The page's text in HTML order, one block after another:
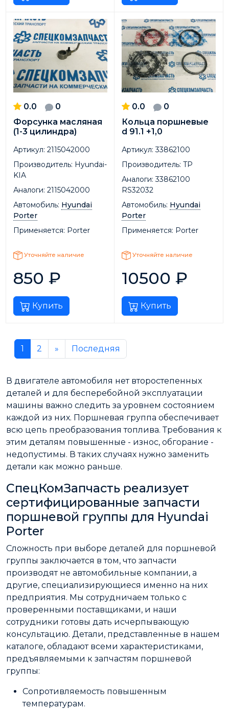
0.0
0
Форсунка масляная
(1-3 цилиндра)
Артикул: 2115042000
Производитель: Hyundai-
KIA
Аналоги: 2115042000
Автомобиль: Hyundai
Porter
Применяется: Porter
Уточняйте наличие
850 ₽
Купить
0.0
0
Кольца поршневые
d 91.1 +1,0
Артикул: 33862100
Производитель: TP
Аналоги: 33862100
RS32032
Автомобиль: Hyundai
Porter
Применяется: Porter
Уточняйте наличие
10500 ₽
Купить
1 2 » Последняя
В двигателе автомобиля нет второстепенных
деталей и для бесперебойной эксплуатации
машины важно следить за уровнем состоянием
каждой из них. Поршневая группа обеспечивает
всю цепь преобразования топлива. Требования к
этим деталям повышенные - износ, обгорание -
недопустимы. В таких случаях нужно заменить
детали как можно раньше.
СпецКомЗапчасть реализует
сертифицированные запчасти
поршневой группы для Hyundai
Porter
Сложность при выборе деталей для поршневой
группы заключается в том, что запчасти
производят не автомобильные компании, а
другие, специализирующиеся именно на них
предприятия. Мы сотрудничаем только с
проверенными поставщиками, и наши
сотрудники готовы дать исчерпывающую
консультацию. Детали, представленные в нашем
каталоге, обладают всеми характеристиками,
предъявляемыми к запчастям поршневой
группы:
Сопротивляемость повышенным
температурам.